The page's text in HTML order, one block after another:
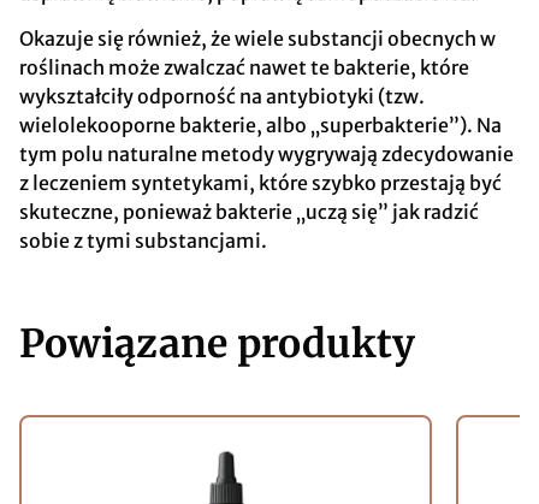
Okazuje się również, że wiele substancji obecnych w
roślinach może zwalczać nawet te bakterie, które
wykształciły odporność na antybiotyki (tzw.
wielolekooporne bakterie, albo „superbakterie”). Na
tym polu naturalne metody wygrywają zdecydowanie
z leczeniem syntetykami, które szybko przestają być
skuteczne, ponieważ bakterie „uczą się” jak radzić
sobie z tymi substancjami.
Powiązane produkty